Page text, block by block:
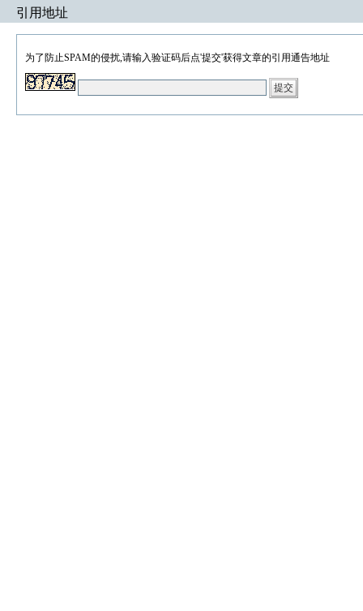
引用地址
为了防止SPAM的侵扰,请输入验证码后点'提交'获得文章的引用通告地址